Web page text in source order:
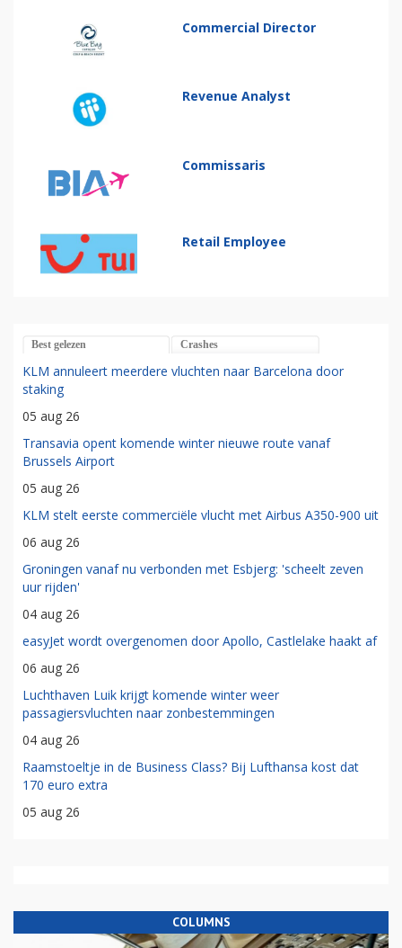
Commercial Director
Revenue Analyst
Commissaris
Retail Employee
Best gelezen Crashes
KLM annuleert meerdere vluchten naar Barcelona door
staking
05 aug 26
Transavia opent komende winter nieuwe route vanaf
Brussels Airport
05 aug 26
KLM stelt eerste commerciële vlucht met Airbus A350-900 uit
06 aug 26
Groningen vanaf nu verbonden met Esbjerg: 'scheelt zeven
uur rijden'
04 aug 26
easyJet wordt overgenomen door Apollo, Castlelake haakt af
06 aug 26
Luchthaven Luik krijgt komende winter weer
passagiersvluchten naar zonbestemmingen
04 aug 26
Raamstoeltje in de Business Class? Bij Lufthansa kost dat
170 euro extra
05 aug 26
COLUMNS